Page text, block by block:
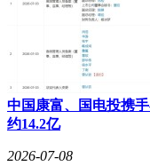
在考虑换车时，要密
技术发展趋势。近年
保、节能等显著优势
环保和节能有较高要
车辆的保值率也是一
在较大差异，选择保
失。
售后服务也是购车决
中国康富、国电投携
约14.2亿
2026-07-08